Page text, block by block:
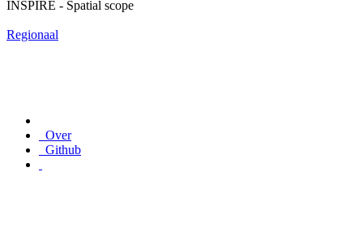
INSPIRE - Spatial scope
Regionaal
Over
Github